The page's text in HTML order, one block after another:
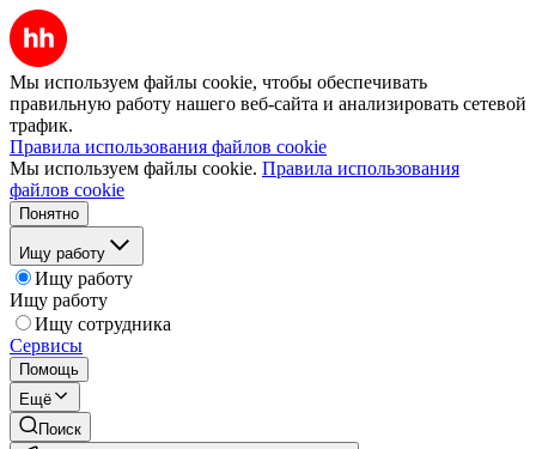
Мы используем файлы cookie, чтобы обеспечивать
правильную работу нашего веб-сайта и анализировать сетевой
трафик.
Правила использования файлов cookie
Мы используем файлы cookie. Правила использования
файлов cookie
Понятно
Ищу работу
Ищу работу
Ищу работу
Ищу сотрудника
Сервисы
Помощь
Ещё
Поиск